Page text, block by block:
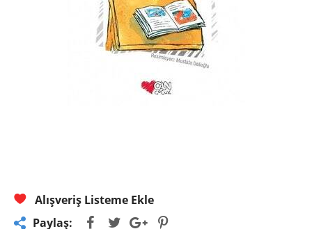
Alışveriş Listeme Ekle
Paylaş: